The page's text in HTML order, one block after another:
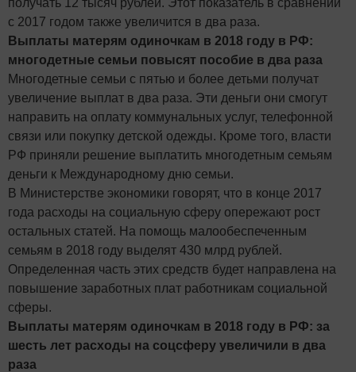
получать 12 тысяч рублей. Этот показатель в сравнении
с 2017 годом также увеличится в два раза.
Выплаты матерям одиночкам в 2018 году в РФ:
многодетные семьи повысят пособие в два раза
Многодетные семьи с пятью и более детьми получат
увеличение выплат в два раза. Эти деньги они смогут
направить на оплату коммунальных услуг, телефонной
связи или покупку детской одежды. Кроме того, власти
РФ приняли решение выплатить многодетным семьям
деньги к Международному дню семьи.
В Министерстве экономики говорят, что в конце 2017
года расходы на социальную сферу опережают рост
остальных статей. На помощь малообеспеченным
семьям в 2018 году выделят 430 млрд рублей.
Определенная часть этих средств будет направлена на
повышение заработных плат работникам социальной
сферы.
Выплаты матерям одиночкам в 2018 году в РФ: за
шесть лет расходы на соцсферу увеличили в два
раза